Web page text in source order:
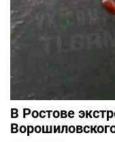
В Ростове